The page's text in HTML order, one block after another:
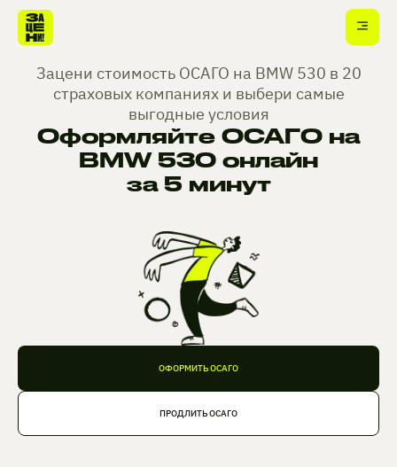
Зацени стоимость ОСАГО на BMW 530 в 20
страховых компаниях и выбери самые
выгодные условия
Оформляйте ОСАГО на
BMW 530 онлайн
за 5 минут
ОФОРМИТЬ ОСАГО
ПРОДЛИТЬ ОСАГО